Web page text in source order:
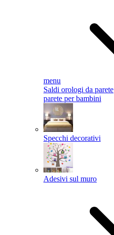
menu
Saldi orologi da parete
parete per bambini
Specchi decorativi
Adesivi sul muro